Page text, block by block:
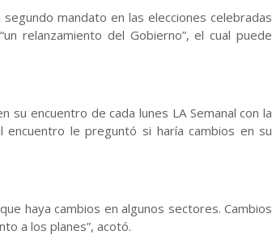
mandato en las elecciones celebradas
relanzamiento del Gobierno”, el cual puede
su encuentro de cada lunes LA Semanal con la
le preguntó si haría cambios en su
haya cambios en algunos sectores. Cambios
a los planes”, acotó.